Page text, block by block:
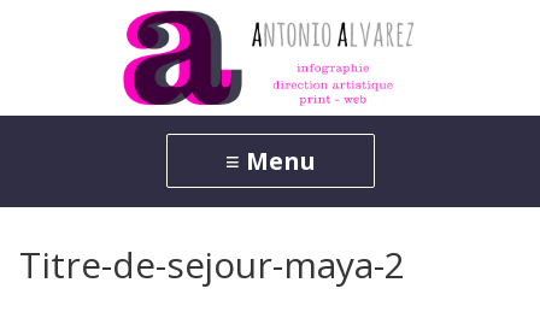
Titre-de-sejour-maya-2